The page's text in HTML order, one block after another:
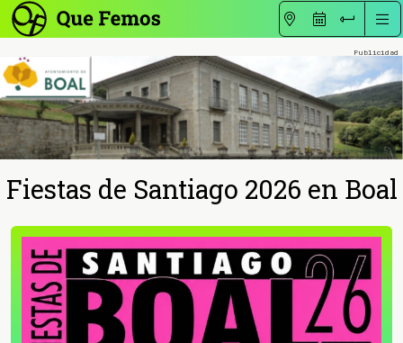
Fiestas de Santiago 2026 en Boal